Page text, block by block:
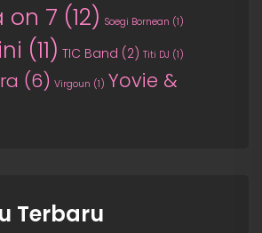
on 7 (12) Soegi Bornean (1)
(11) TIC Band (2) Titi DJ (1)
(6) Virgoun (1) Yovie &
Terbaru